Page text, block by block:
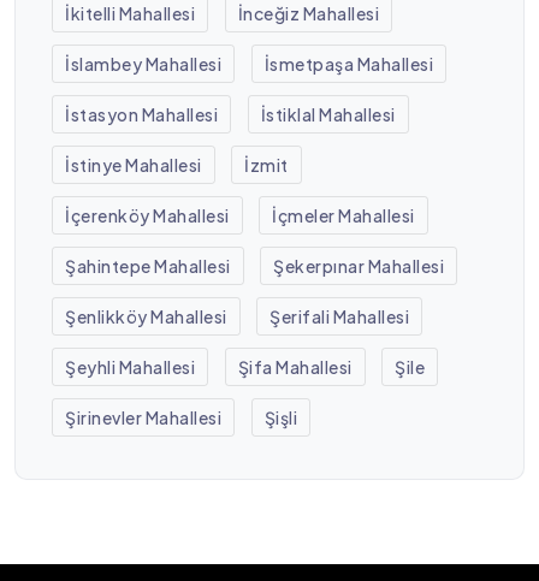
İkitelli Mahallesi İnceğiz Mahallesi
İslambey Mahallesi İsmetpaşa Mahallesi
İstasyon Mahallesi İstiklal Mahallesi
İstinye Mahallesi İzmit
İçerenköy Mahallesi İçmeler Mahallesi
Şahintepe Mahallesi Şekerpınar Mahallesi
Şenlikköy Mahallesi Şerifali Mahallesi
Şeyhli Mahallesi Şifa Mahallesi Şile
Şirinevler Mahallesi Şişli